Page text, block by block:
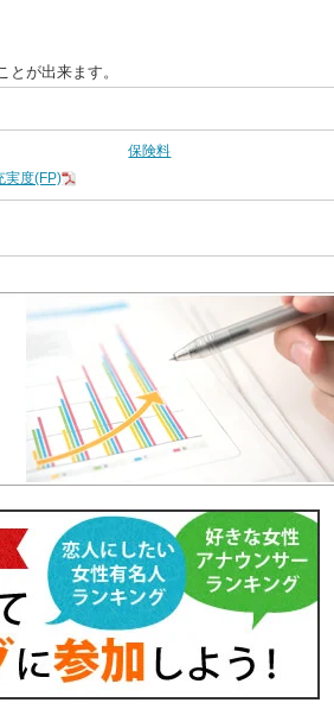
が出来ます。
保険料
実度(FP)